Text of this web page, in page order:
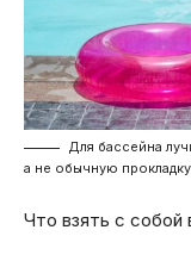
Для бассейна
а не обычную
Что взять с собой